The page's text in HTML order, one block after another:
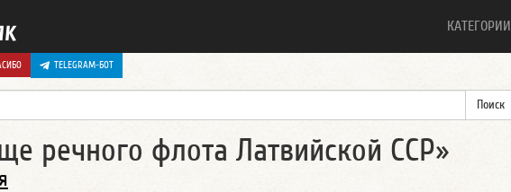
КАТЕГОРИИ
TELEGRAM-БОТ
речного флота Латвийской ССР»